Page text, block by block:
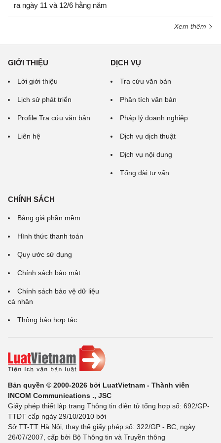
ra ngày 11 và 12/6 hằng năm
Xem thêm
GIỚI THIỆU
Lời giới thiệu
Lịch sử phát triển
Profile Tra cứu văn bản
Liên hệ
DỊCH VỤ
Tra cứu văn bản
Phân tích văn bản
Pháp lý doanh nghiệp
Dịch vụ dịch thuật
Dịch vụ nội dung
Tổng đài tư vấn
CHÍNH SÁCH
Bảng giá phần mềm
Hình thức thanh toán
Quy ước sử dụng
Chính sách bảo mật
Chính sách bảo vệ dữ liệu
cá nhân
Thông báo hợp tác
Bản quyền © 2000-2026 bởi LuatVietnam - Thành viên
INCOM Communications ., JSC
Giấy phép thiết lập trang Thông tin điện tử tổng hợp số: 692/GP-
TTĐT cấp ngày 29/10/2010 bởi
Sở TT-TT Hà Nội, thay thế giấy phép số: 322/GP - BC, ngày
26/07/2007, cấp bởi Bộ Thông tin và Truyền thông